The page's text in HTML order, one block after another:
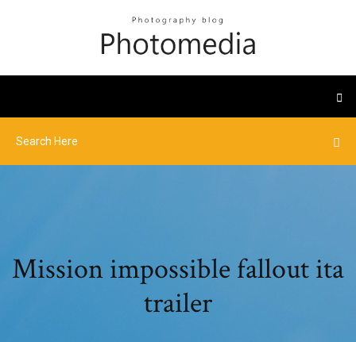
Mission impossible fallout ita
trailer